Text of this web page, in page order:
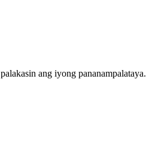
ang iyong pananampalataya.